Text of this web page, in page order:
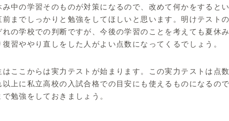
み中の学習そのものが対策になるので、改めて何かをすると
前までしっかりと勉強をしてほしいと思います。明けテスト
れの学校での判断ですが、今後の学習のことを考えても夏休
復習ややり直しをした人がよい点数になってくるでしょう。
はここからは実力テストが始まります。この実力テストは点
以上に私立高校の入試合格での目安にも使えるものになるの
で勉強をしておきましょう。